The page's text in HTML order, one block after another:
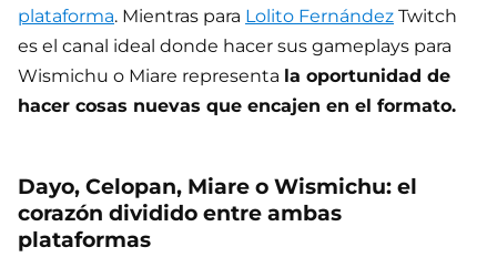
plataforma. Mientras para Lolito Fernández Twitch
es el canal ideal donde hacer sus gameplays para
Wismichu o Miare representa la oportunidad de
hacer cosas nuevas que encajen en el formato.
Dayo, Celopan, Miare o Wismichu: el
corazón dividido entre ambas
plataformas